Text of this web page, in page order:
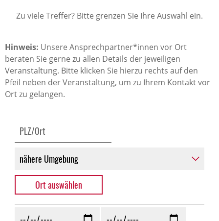
Zu viele Treffer? Bitte grenzen Sie Ihre Auswahl ein.
Hinweis: Unsere Ansprechpartner*innen vor Ort
beraten Sie gerne zu allen Details der jeweiligen
Veranstaltung. Bitte klicken Sie hierzu rechts auf den
Pfeil neben der Veranstaltung, um zu Ihrem Kontakt vor
Ort zu gelangen.